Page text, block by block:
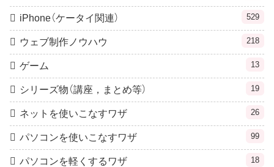
iPhone（ケータイ関連） 529
ウェブ制作ノウハウ 218
ゲーム 13
シリーズ物（講座，まとめ等） 19
ネットを使いこなすワザ 26
パソコンを使いこなすワザ 99
パソコンを軽くするワザ 18